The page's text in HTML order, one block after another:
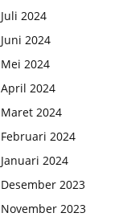
Juli 2024
Juni 2024
Mei 2024
April 2024
Maret 2024
Februari 2024
Januari 2024
Desember 2023
November 2023